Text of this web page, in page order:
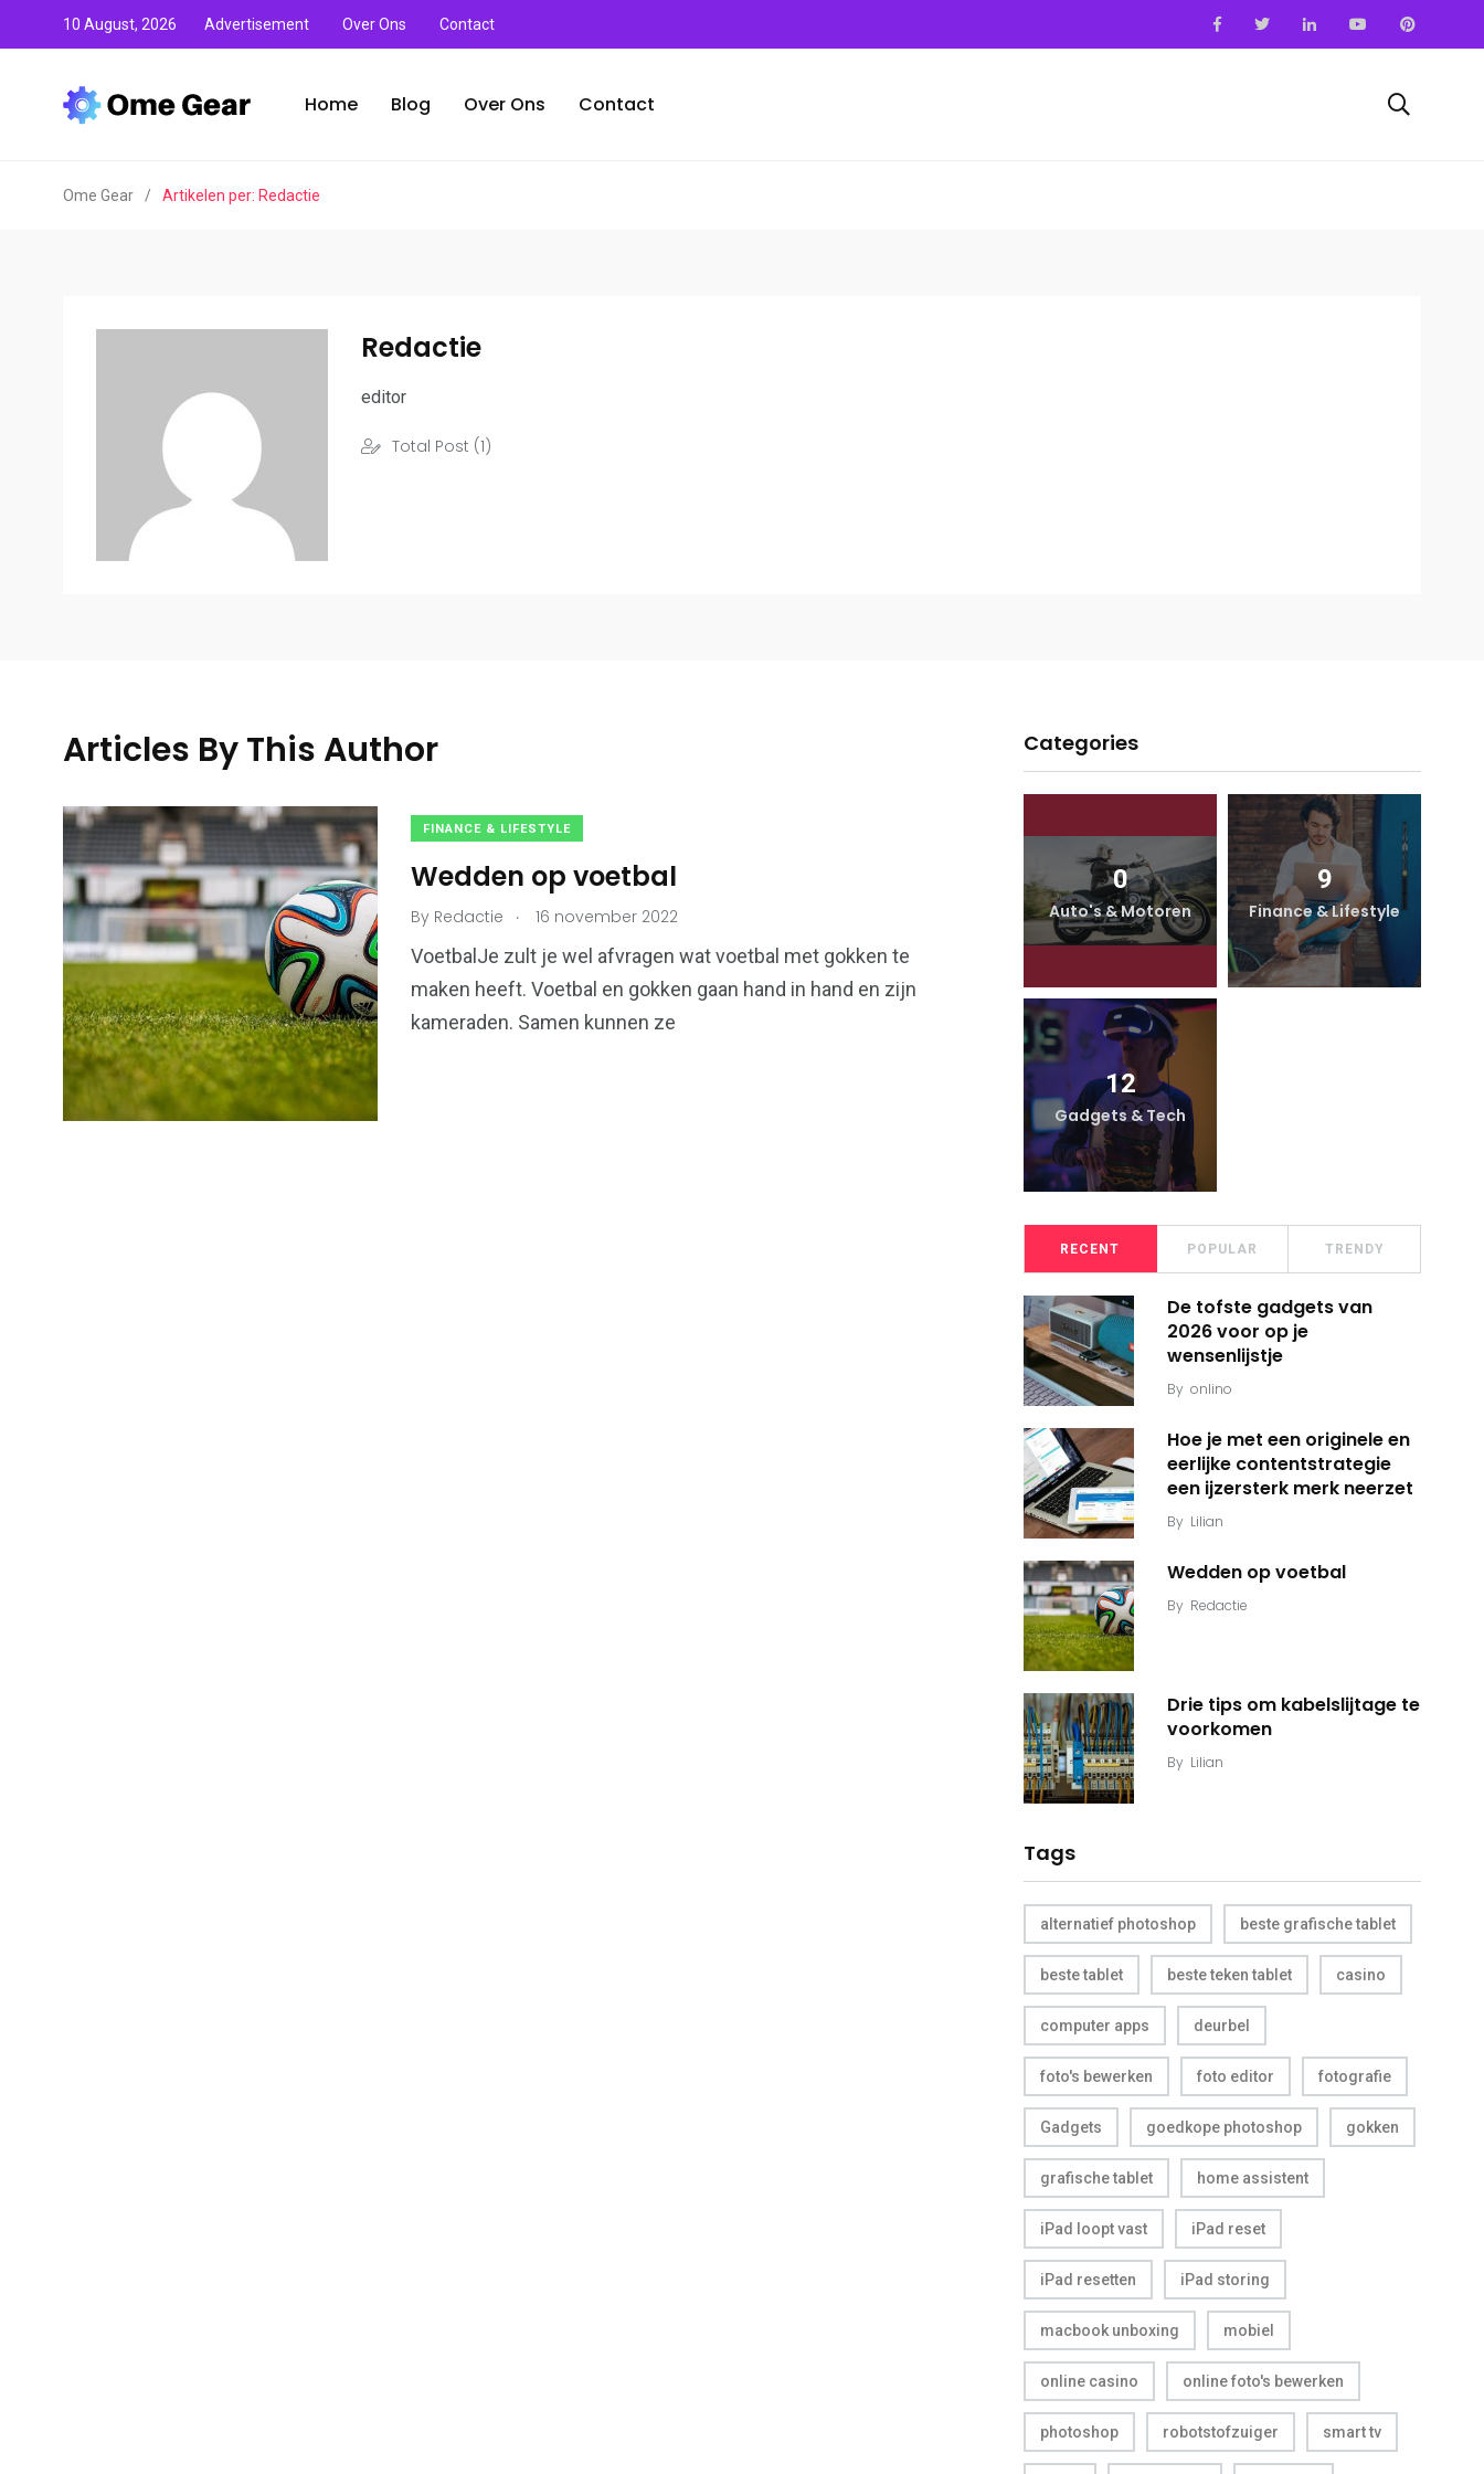
10 August, 2026 Advertisement Over Ons Contact
Home Blog Over Ons Contact
Ome Gear / Artikelen per: Redactie
Redactie
editor
Total Post (1)
Articles By This Author
FINANCE & LIFESTYLE
Wedden op voetbal
By Redactie . 16 november 2022
VoetbalJe zult je wel afvragen wat voetbal met gokken te
maken heeft. Voetbal en gokken gaan hand in hand en zijn
kameraden. Samen kunnen ze
Categories
0
Auto's & Motoren
9
Finance & Lifestyle
12
Gadgets & Tech
Auto's & Motoren
0
Auto's & Motoren
9
Finance & Lifestyle
12
Gadgets & Tech
RECENT POPULAR TRENDY
De tofste gadgets van
2026 voor op je
wensenlijstje
By onlino
Hoe je met een originele en
eerlijke contentstrategie
een ijzersterk merk neerzet
By Lilian
Wedden op voetbal
By Redactie
Drie tips om kabelslijtage te
voorkomen
By Lilian
Tags
alternatief photoshop beste grafische tablet
beste tablet beste teken tablet casino
computer apps deurbel
foto's bewerken foto editor fotografie
Gadgets goedkope photoshop gokken
grafische tablet home assistent
iPad loopt vast iPad reset
iPad resetten iPad storing
macbook unboxing mobiel
online casino online foto's bewerken
photoshop robotstofzuiger smart tv